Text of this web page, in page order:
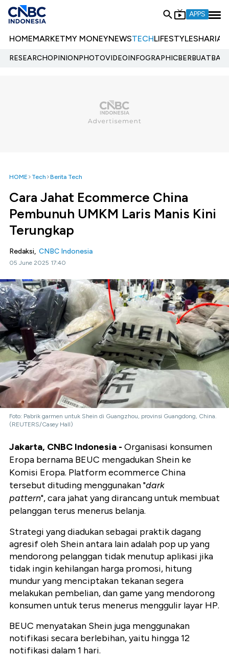
APPS
HOMEMARKETMY MONEYNEWSTECHLIFESTYLESHARIA
RESEARCHOPINIONPHOTOVIDEOINFOGRAPHIC
HOME Tech Berita Tech
Cara Jahat Ecommerce China
Pembunuh UMKM Laris Manis Kini
Terungkap
Redaksi, CNBC Indonesia
05 June 2025 17:40
Foto: Pabrik garmen untuk Shein di Guangzhou, provinsi Guangdong, China.
(REUTERS/Casey Hall)
Jakarta, CNBC Indonesia - Organisasi konsumen
Eropa bernama BEUC mengadukan Shein ke
Komisi Eropa. Platform ecommerce China
tersebut dituding menggunakan "dark
pattern", cara jahat yang dirancang untuk membuat
pelanggan terus menerus belanja.
Strategi yang diadukan sebagai praktik dagang
agresif oleh Shein antara lain adalah pop up yang
mendorong pelanggan tidak menutup aplikasi jika
tidak ingin kehilangan harga promosi, hitung
mundur yang menciptakan tekanan segera
melakukan pembelian, dan game yang mendorong
konsumen untuk terus menerus menggulir layar HP.
BEUC menyatakan Shein juga menggunakan
notifikasi secara berlebihan, yaitu hingga 12
notifikasi dalam 1 hari.